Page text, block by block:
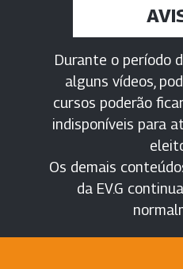
Durante o período
alguns vídeos,
cursos poderão
indisponíveis para
Os demais
da EV.G